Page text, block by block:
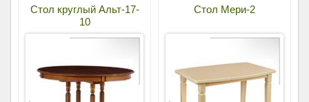
Стол круглый Альт-17-
10
Стол Мери-2